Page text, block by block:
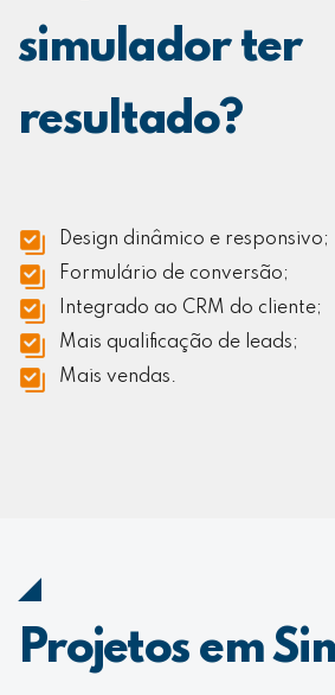
simulador ter
resultado?
Design dinâmico e responsivo;
Formulário de conversão;
Integrado ao CRM do cliente;
Mais qualificação de leads;
Mais vendas.
Projetos em